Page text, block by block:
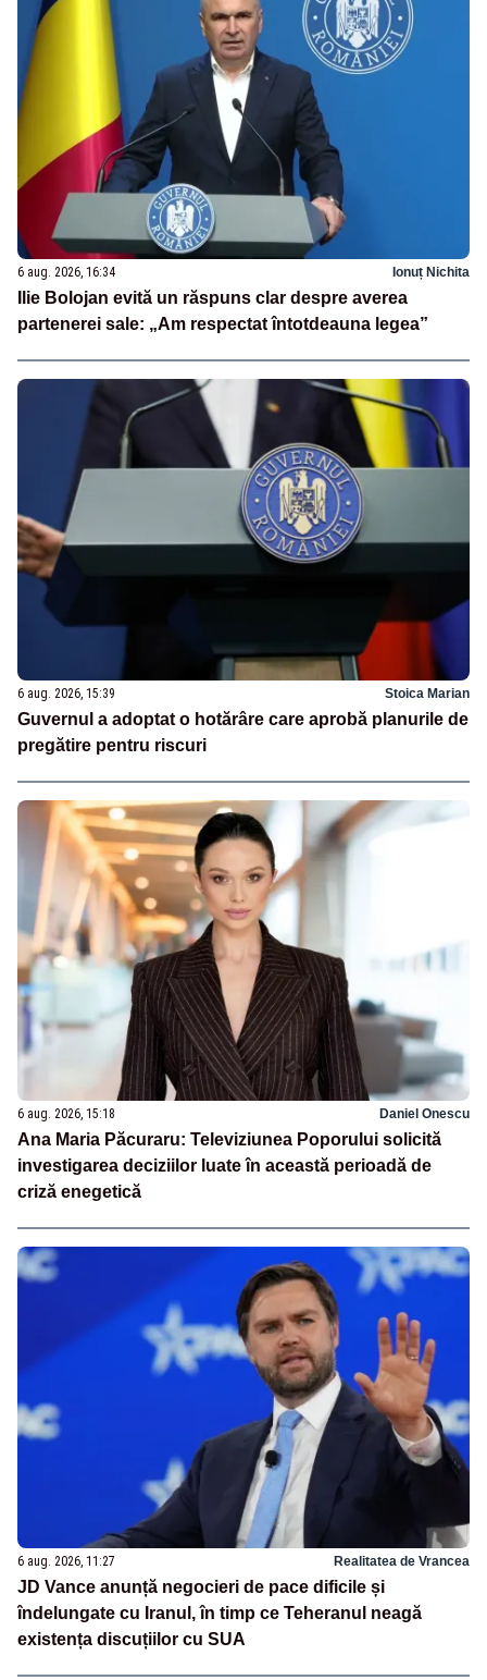
6 aug. 2026, 16:34 Ionuț Nichita
Ilie Bolojan evită un răspuns clar despre averea
partenerei sale: „Am respectat întotdeauna legea”
6 aug. 2026, 15:39 Stoica Marian
Guvernul a adoptat o hotărâre care aprobă planurile de
pregătire pentru riscuri
6 aug. 2026, 15:18 Daniel Onescu
Ana Maria Păcuraru: Televiziunea Poporului solicită
investigarea deciziilor luate în această perioadă de
criză enegetică
6 aug. 2026, 11:27 Realitatea de Vrancea
JD Vance anunță negocieri de pace dificile și
îndelungate cu Iranul, în timp ce Teheranul neagă
existența discuțiilor cu SUA